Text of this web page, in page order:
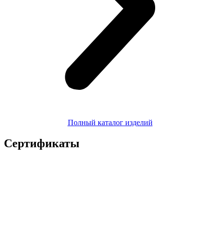
Полный каталог изделий
Сертификаты